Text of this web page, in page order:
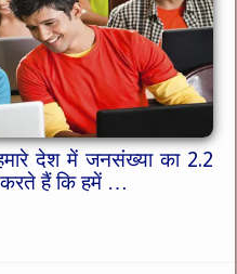
देश में जनसंख्या का 2.2
करते हैं कि हमें …